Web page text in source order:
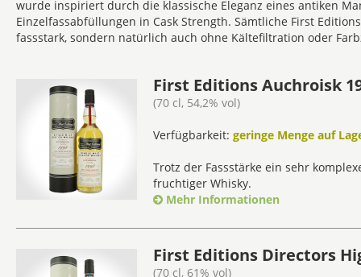
wurde inspiriert durch die klassische Eleganz eines antiken
Einzelfassabfüllungen in Cask Strength. Sämtliche First
fassstark, sondern natürlich auch ohne Kältefiltration oder
First Editions Auchroisk
(70 cl, 54,2% vol)
Verfügbarkeit: geringe Menge auf
Trotz der Fassstärke ein sehr
fruchtiger Whisky.
Mehr Informationen
First Editions Directors
(70 cl, 61% vol)